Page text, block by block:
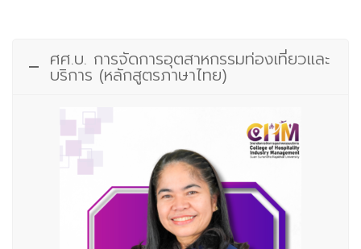
ศศ.บ. การจัดการอุตสาหกรรมท่องเที่ยวและ
บริการ (หลักสูตรภาษาไทย)